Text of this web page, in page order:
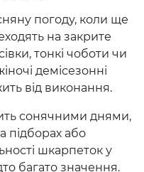
погоду, коли ще
на закрите
тонкі чоботи чи
демісезонні
від виконання.
сонячними днями,
підборах або
шкарпеток у
багато значення.